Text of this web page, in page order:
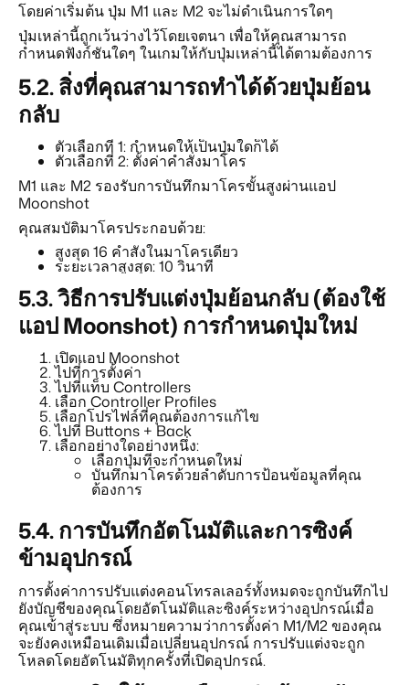
โดยค่าเริ่มต้น ปุ่ม M1 และ M2 จะไม่ดำเนินการใดๆ
ปุ่มเหล่านี้ถูกเว้นว่างไว้โดยเจตนา เพื่อให้คุณสามารถ
กำหนดฟังก์ชันใดๆ ในเกมให้กับปุ่มเหล่านี้ได้ตามต้องการ
5.2.สิ่งที่คุณสามารถทำได้ด้วยปุ่มย้อน
กลับ
ตัวเลือกที่ 1: กำหนดให้เป็นปุ่มใดก็ได้
ตัวเลือกที่ 2: ตั้งค่าคำสั่งมาโคร
M1 และ M2 รองรับการบันทึกมาโครขั้นสูงผ่านแอป
Moonshot
คุณสมบัติมาโครประกอบด้วย:
สูงสุด 16 คำสั่งในมาโครเดียว
ระยะเวลาสูงสุด: 10 วินาที
5.3.วิธีการปรับแต่งปุ่มย้อนกลับ (ต้องใช้
แอป Moonshot) การกำหนดปุ่มใหม่
เปิดแอป Moonshot
ไปที่การตั้งค่า
ไปที่แท็บ Controllers
เลือก Controller Profiles
เลือกโปรไฟล์ที่คุณต้องการแก้ไข
ไปที่ Buttons + Back
เลือกอย่างใดอย่างหนึ่ง:
เลือกปุ่มที่จะกำหนดใหม่
บันทึกมาโครด้วยลำดับการป้อนข้อมูลที่คุณ
ต้องการ
5.4.การบันทึกอัตโนมัติและการซิงค์
ข้ามอุปกรณ์
การตั้งค่าการปรับแต่งคอนโทรลเลอร์ทั้งหมดจะถูกบันทึกไป
ยังบัญชีของคุณโดยอัตโนมัติและซิงค์ระหว่างอุปกรณ์เมื่อ
คุณเข้าสู่ระบบ ซึ่งหมายความว่าการตั้งค่า M1/M2 ของคุณ
จะยังคงเหมือนเดิมเมื่อเปลี่ยนอุปกรณ์ การปรับแต่งจะถูก
โหลดโดยอัตโนมัติทุกครั้งที่เปิดอุปกรณ์.